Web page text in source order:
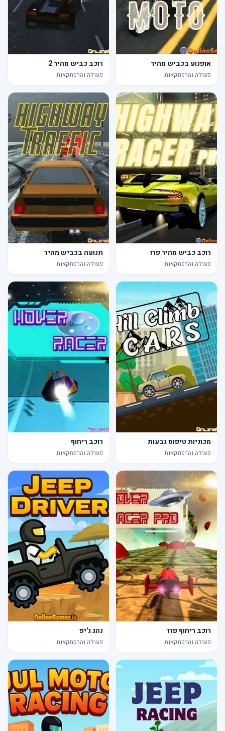
אופנוע בכביש מהיר
פעולה והרפתקאות
רוכב כביש מהיר 2
פעולה והרפתקאות
רוכב כביש מהיר פרו
פעולה והרפתקאות
תנועה בכביש מהיר
פעולה והרפתקאות
מכוניות טיפוס גבעות
פעולה והרפתקאות
רוכב ריחוף
פעולה והרפתקאות
רוכב ריחוף פרו
פעולה והרפתקאות
נהג ג'יפ
פעולה והרפתקאות